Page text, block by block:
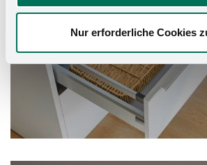
Nur erforderliche Cookies